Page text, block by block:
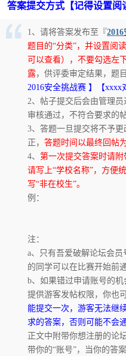
答案提交方式【记得设置阅
1、请将答案发布至『
题目的“分类”，并设置阅
可以查看），不要勾选左
露，供评委审定结果，题目
2016安全挑战赛 】【
2、帖子提交后会由管理
审核通过，不符合要求的
3、答题一旦提交将不予
正， 答题时间以最终回帖
4、 第一次提交答案时请
请写上“学校名称”，方便
写“非在校生”。
例：
注：
a、只有吾爱破解论坛会
的同学可以在比赛开始前
b、如果错过申请账号的机
提供游客发帖权限，你也
能提交一次，游客无法继
求的答案，否则可能不会通
正文中附带你想注册的论
带你的“账号”，当你的答